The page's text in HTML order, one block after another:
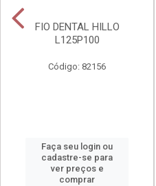
FIO DENTAL HILLO
L125P100
Código: 82156
Faça seu login ou
cadastre-se para
ver preços e
comprar